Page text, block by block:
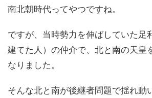
南北朝時代ってやつですね。
ですが、当時勢力を伸ばしていた足
建てた人）の仲介で、北と南の天皇
なりました。
そんな北と南が後継者問題で揺れ動